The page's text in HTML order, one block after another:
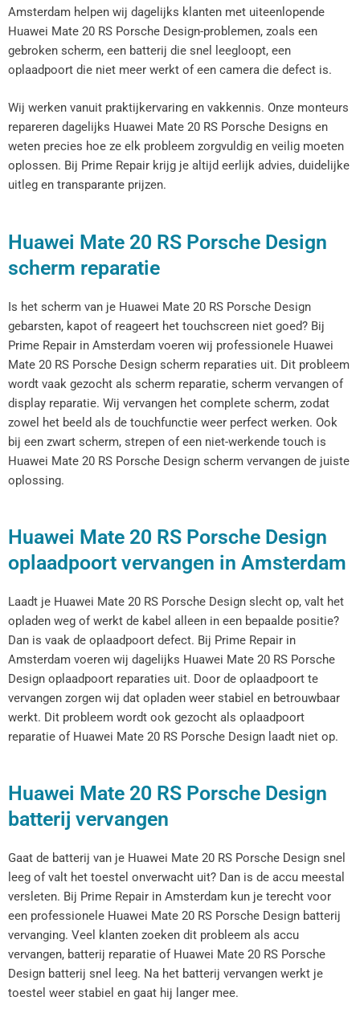
Amsterdam helpen wij dagelijks klanten met uiteenlopende
Huawei Mate 20 RS Porsche Design-problemen, zoals een
gebroken scherm, een batterij die snel leegloopt, een
oplaadpoort die niet meer werkt of een camera die defect is.
Wij werken vanuit praktijkervaring en vakkennis. Onze monteurs
repareren dagelijks Huawei Mate 20 RS Porsche Designs en
weten precies hoe ze elk probleem zorgvuldig en veilig moeten
oplossen. Bij Prime Repair krijg je altijd eerlijk advies, duidelijke
uitleg en transparante prijzen.
Huawei Mate 20 RS Porsche Design
scherm reparatie
Is het scherm van je Huawei Mate 20 RS Porsche Design
gebarsten, kapot of reageert het touchscreen niet goed? Bij
Prime Repair in Amsterdam voeren wij professionele Huawei
Mate 20 RS Porsche Design scherm reparaties uit. Dit probleem
wordt vaak gezocht als scherm reparatie, scherm vervangen of
display reparatie. Wij vervangen het complete scherm, zodat
zowel het beeld als de touchfunctie weer perfect werken. Ook
bij een zwart scherm, strepen of een niet-werkende touch is
Huawei Mate 20 RS Porsche Design scherm vervangen de juiste
oplossing.
Huawei Mate 20 RS Porsche Design
oplaadpoort vervangen in Amsterdam
Laadt je Huawei Mate 20 RS Porsche Design slecht op, valt het
opladen weg of werkt de kabel alleen in een bepaalde positie?
Dan is vaak de oplaadpoort defect. Bij Prime Repair in
Amsterdam voeren wij dagelijks Huawei Mate 20 RS Porsche
Design oplaadpoort reparaties uit. Door de oplaadpoort te
vervangen zorgen wij dat opladen weer stabiel en betrouwbaar
werkt. Dit probleem wordt ook gezocht als oplaadpoort
reparatie of Huawei Mate 20 RS Porsche Design laadt niet op.
Huawei Mate 20 RS Porsche Design
batterij vervangen
Gaat de batterij van je Huawei Mate 20 RS Porsche Design snel
leeg of valt het toestel onverwacht uit? Dan is de accu meestal
versleten. Bij Prime Repair in Amsterdam kun je terecht voor
een professionele Huawei Mate 20 RS Porsche Design batterij
vervanging. Veel klanten zoeken dit probleem als accu
vervangen, batterij reparatie of Huawei Mate 20 RS Porsche
Design batterij snel leeg. Na het batterij vervangen werkt je
toestel weer stabiel en gaat hij langer mee.